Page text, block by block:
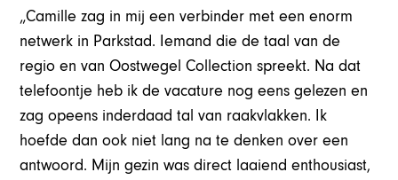
„Camille zag in mij een verbinder met een enorm
netwerk in Parkstad. Iemand die de taal van de
regio en van Oostwegel Collection spreekt. Na dat
telefoontje heb ik de vacature nog eens gelezen en
zag opeens inderdaad tal van raakvlakken. Ik
hoefde dan ook niet lang na te denken over een
antwoord. Mijn gezin was direct laaiend enthousiast,